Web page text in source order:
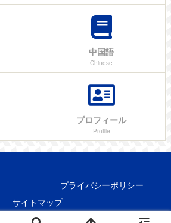
中国語
Chinese
プロフィール
Profile
プライバシーポリシー
サイトマップ